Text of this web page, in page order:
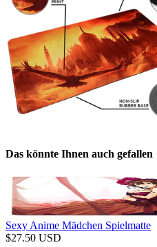
Das könnte Ihnen auch gefallen
Sexy Anime Mädchen Spielmatte
$27.50 USD